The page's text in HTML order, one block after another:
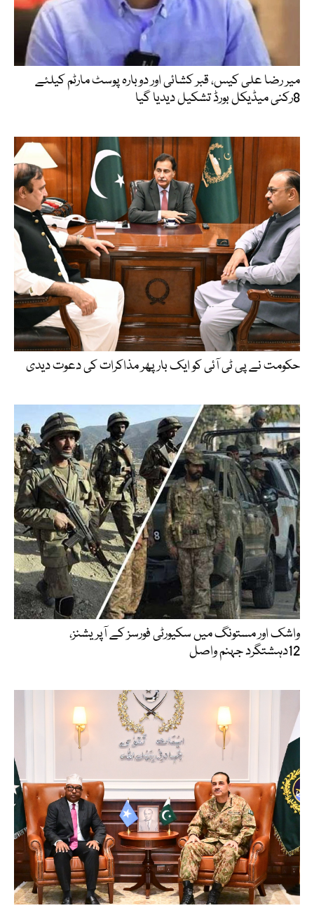
میر رضا علی کیس، قبر کشائی اور دوبارہ پوسٹ مارٹم کیلئے
8رکنی میڈیکل بورڈ تشکیل دیدیا گیا
حکومت نے پی ٹی آئی کو ایک بارپھر مذاکرات کی دعوت دیدی
واشک اور مستونگ میں سکیورٹی فورسز کے آپریشنز،
12دہشتگرد جہنم واصل